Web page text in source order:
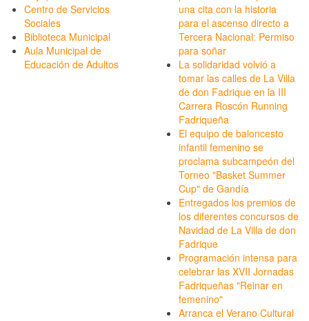
Centro de Servicios
Sociales
Biblioteca Municipal
Aula Municipal de
Educación de Adultos
una cita con la historia
para el ascenso directo a
Tercera Nacional: Permiso
para soñar
La solidaridad volvió a
tomar las calles de La Villa
de don Fadrique en la III
Carrera Roscón Running
Fadriqueña
El equipo de baloncesto
infantil femenino se
proclama subcampeón del
Torneo "Basket Summer
Cup" de Gandía
Entregados los premios de
los diferentes concursos de
Navidad de La Villa de don
Fadrique
Programación intensa para
celebrar las XVII Jornadas
Fadriqueñas "Reinar en
femenino"
Arranca el Verano Cultural